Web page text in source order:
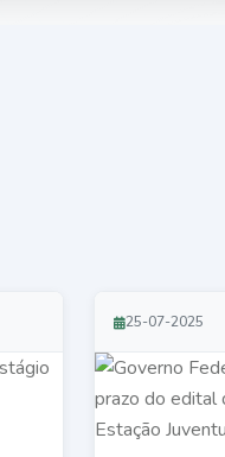
25-07-2025